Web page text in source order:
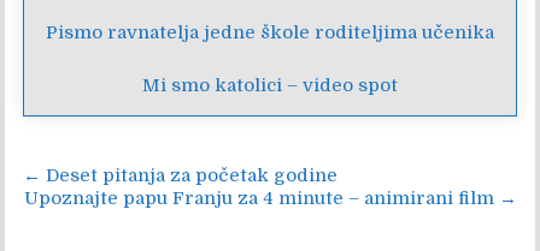
Pismo ravnatelja jedne škole roditeljima učenika
Mi smo katolici – video spot
Navigacija
objava
← Deset pitanja za početak godine
Upoznajte papu Franju za 4 minute – animirani film →